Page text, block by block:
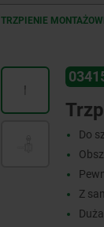
TRZPIENIE
Do
Z